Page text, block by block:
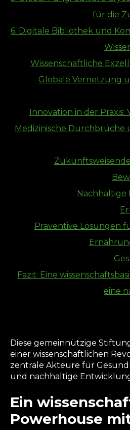
Diese gemeinnützige
einer wissenschaftlichen
zentrale Akteure für
und nachhaltige
Ein
Powerhouse
für die
6. Digitale Bibliothek und
Wissenschaftliche
Globale Vernetzung
Innovation in der Praxis:
Medizinische Durchbrüche
Nachhaltige
Präventive Lösungen
Fazit: Eine
eine